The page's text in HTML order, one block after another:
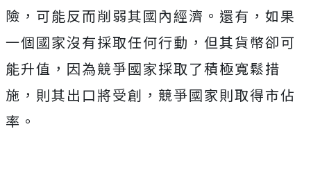
險，可能反而削弱其國內經濟。還有，如果
一個國家沒有採取任何行動，但其貨幣卻可
能升值，因為競爭國家採取了積極寬鬆措
施，則其出口將受創，競爭國家則取得市佔
率。